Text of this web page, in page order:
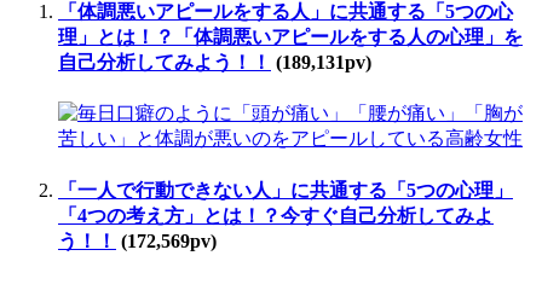
「体調悪いアピールをする人」に共通する「5つの心
理」とは！？「体調悪いアピールをする人の心理」を
自己分析してみよう！！ (189,131pv)
「一人で行動できない人」に共通する「5つの心理」
「4つの考え方」とは！？今すぐ自己分析してみよ
う！！ (172,569pv)